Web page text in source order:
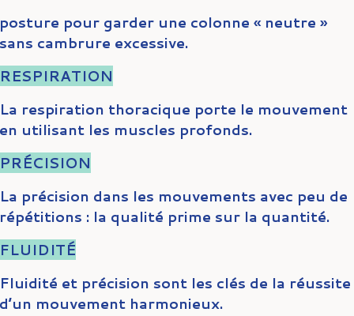
pour garder une colonne « neutre »
cambrure excessive.
respiration thoracique porte le mouvement
utilisant les muscles profonds.
précision dans les mouvements avec peu de
: la qualité prime sur la quantité.
et précision sont les clés de la réussite
mouvement harmonieux.